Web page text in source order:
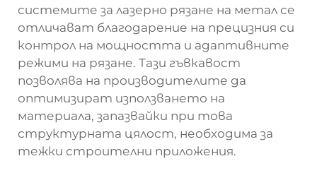
системите за лазерно рязане на метал се
отличават благодарение на прецизния си
контрол на мощността и адаптивните
режими на рязане. Тази гъвкавост
позволява на производителите да
оптимизират използването на
материала, запазвайки при това
структурната цялост, необходима за
тежки строителни приложения.